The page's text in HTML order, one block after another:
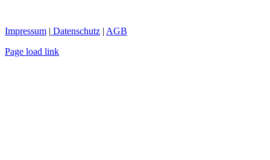
Impressum | Datenschutz | AGB
Page load link